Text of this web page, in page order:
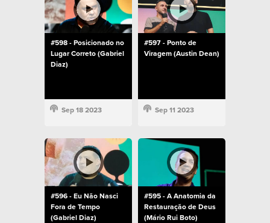
#598 - Posicionado no
Lugar Correto (Gabriel
Diaz)
Sep 18 2023
#597 - Ponto de
Viragem (Austin Dean)
Sep 11 2023
#596 - Eu Não Nasci
Fora de Tempo
(Gabriel Diaz)
#595 - A Anatomia da
Restauração de Deus
(Mário Rui Boto)